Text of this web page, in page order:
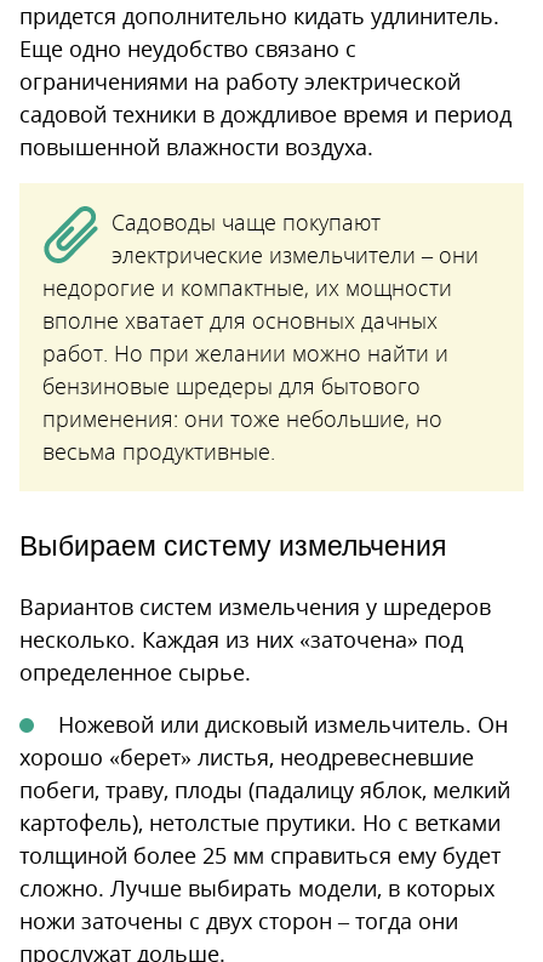
придется дополнительно кидать удлинитель.
Еще одно неудобство связано с
ограничениями на работу электрической
садовой техники в дождливое время и период
повышенной влажности воздуха.
Садоводы чаще покупают
электрические измельчители – они
недорогие и компактные, их мощности
вполне хватает для основных дачных
работ. Но при желании можно найти и
бензиновые шредеры для бытового
применения: они тоже небольшие, но
весьма продуктивные.
Выбираем систему измельчения
Вариантов систем измельчения у шредеров
несколько. Каждая из них «заточена» под
определенное сырье.
Ножевой или дисковый измельчитель. Он
хорошо «берет» листья, неодревесневшие
побеги, траву, плоды (падалицу яблок, мелкий
картофель), нетолстые прутики. Но с ветками
толщиной более 25 мм справиться ему будет
сложно. Лучше выбирать модели, в которых
ножи заточены с двух сторон – тогда они
прослужат дольше.